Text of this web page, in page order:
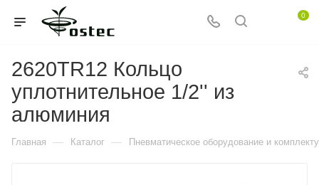
0
2620TR12 Кольцо
уплотнительное 1/2'' из
алюминия
Главная — Каталог — Пневматическое оборудование и